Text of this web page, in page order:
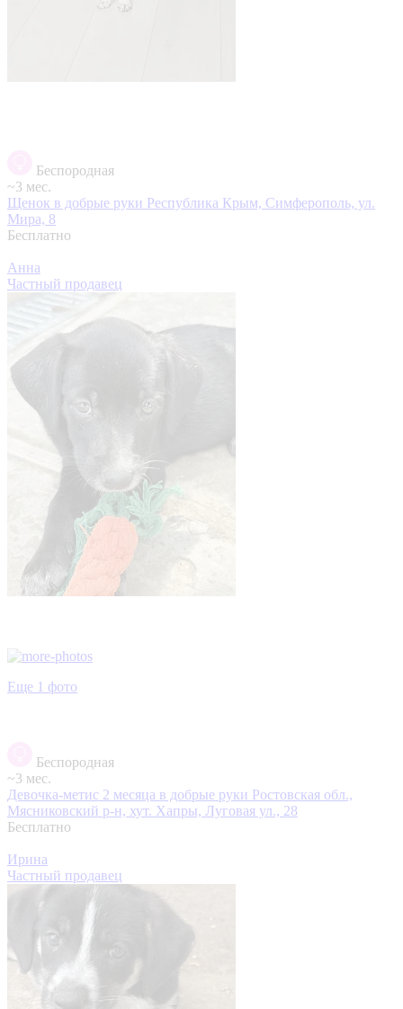
Беспородная
~3 мес.
Щенок в добрые руки Республика Крым, Симферополь, ул.
Мира, 8
Бесплатно
Анна
Частный продавец
Еще 1 фото
Беспородная
~3 мес.
Девочка-метис 2 месяца в добрые руки Ростовская обл.,
Мясниковский р-н, хут. Хапры, Луговая ул., 28
Бесплатно
Ирина
Частный продавец